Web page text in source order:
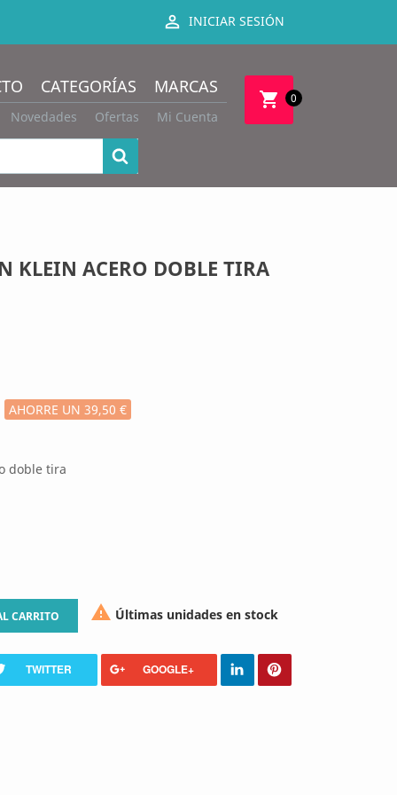
 INICIAR SESIÓN
shopping_cart 0
CATEGORÍAS MARCAS
Novedades Ofertas Mi Cuenta
KLEIN ACERO DOBLE TIRA
AHORRE UN 39,50 €
doble tira
CARRITO  Últimas unidades en stock
TWITTER GOOGLE+